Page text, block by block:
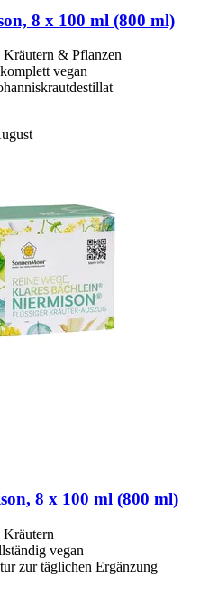
8 x 100 ml (800 ml)
& Pflanzen
vegan
8 x 100 ml (800 ml)
vegan
zur täglichen Ergänzung